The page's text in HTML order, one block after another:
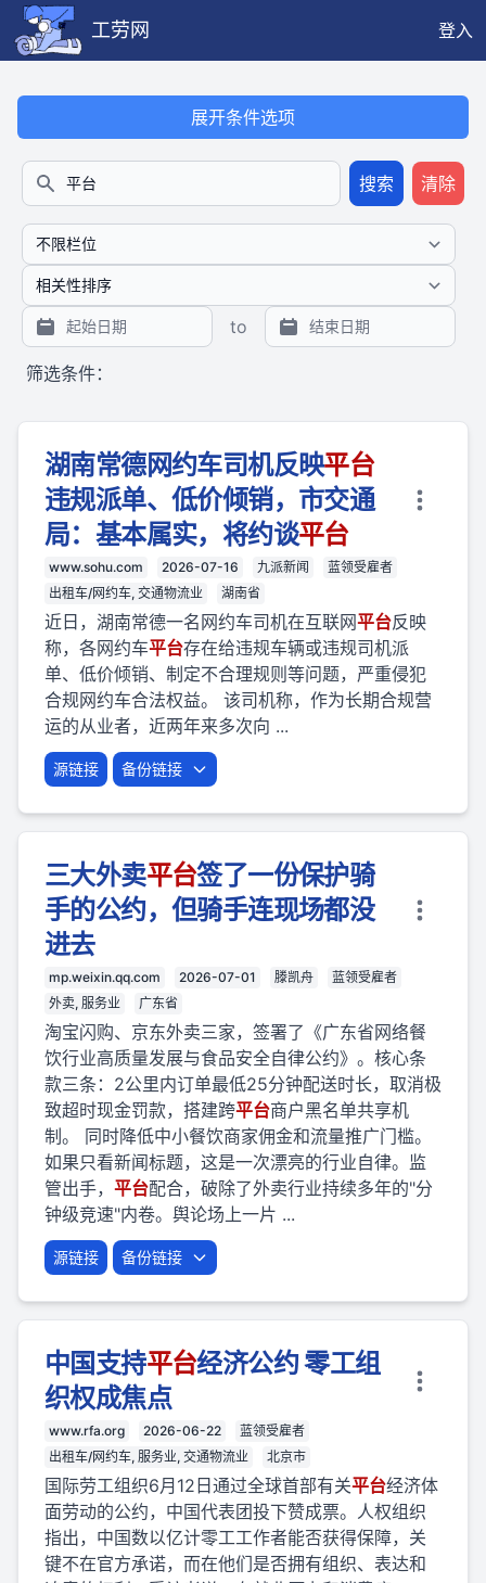
工劳网
登入
展开条件选项
搜索
搜索 清除
to
筛选条件：
湖南常德网约车司机反映平台
违规派单、低价倾销，市交通
局：基本属实，将约谈平台
www.sohu.com 2026-07-16 九派新闻
蓝领受雇者
出租车/网约车, 交通物流业
湖南省
近日，湖南常德一名网约车司机在互联网平台反映
称，各网约车平台存在给违规车辆或违规司机派
单、低价倾销、制定不合理规则等问题，严重侵犯
合规网约车合法权益。 该司机称，作为长期合规营
运的从业者，近两年来多次向 ...
源链接 备份链接
三大外卖平台签了一份保护骑
手的公约，但骑手连现场都没
进去
mp.weixin.qq.com 2026-07-01 滕凯舟
蓝领受雇者
外卖, 服务业
广东省
淘宝闪购、京东外卖三家，签署了《广东省网络餐
饮行业高质量发展与食品安全自律公约》。核心条
款三条：2公里内订单最低25分钟配送时长，取消极
致超时现金罚款，搭建跨平台商户黑名单共享机
制。 同时降低中小餐饮商家佣金和流量推广门槛。
如果只看新闻标题，这是一次漂亮的行业自律。监
管出手， 平台配合，破除了外卖行业持续多年的"分
钟级竞速"内卷。舆论场上一片 ...
源链接 备份链接
中国支持平台经济公约 零工组
织权成焦点
www.rfa.org 2026-06-22
蓝领受雇者
出租车/网约车, 服务业, 交通物流业
北京市
国际劳工组织6月12日通过全球首部有关平台经济体
面劳动的公约，中国代表团投下赞成票。人权组织
指出，中国数以亿计零工工作者能否获得保障，关
键不在官方承诺，而在他们是否拥有组织、表达和